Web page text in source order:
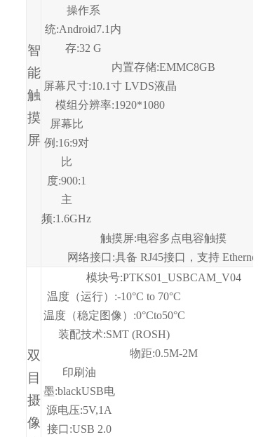
智
能
触
摸
屏
操作系
统:Android7.1 内
存:32 G
内置存储:EMMC8GB
屏幕尺寸:10.1寸 LVDS液晶
模组分辨率:1920*1080
屏幕比
例:16:9对
比
度:900:1
主
频:1.6GHz
触摸屏:电容多点电容触摸
网络接口:具备RJ45接口，支持Ethernet
双
目
摄
像
模块号:PTKS01_USBCAM_V04
温度（运行）:-10°C to 70°C
温度（稳定图像）:0°Cto50°C
装配技术:SMT (ROSH)
物距:0.5M-2M
印刷油
墨:blackUSB电
源电压:5V,1A
接口:USB 2.0